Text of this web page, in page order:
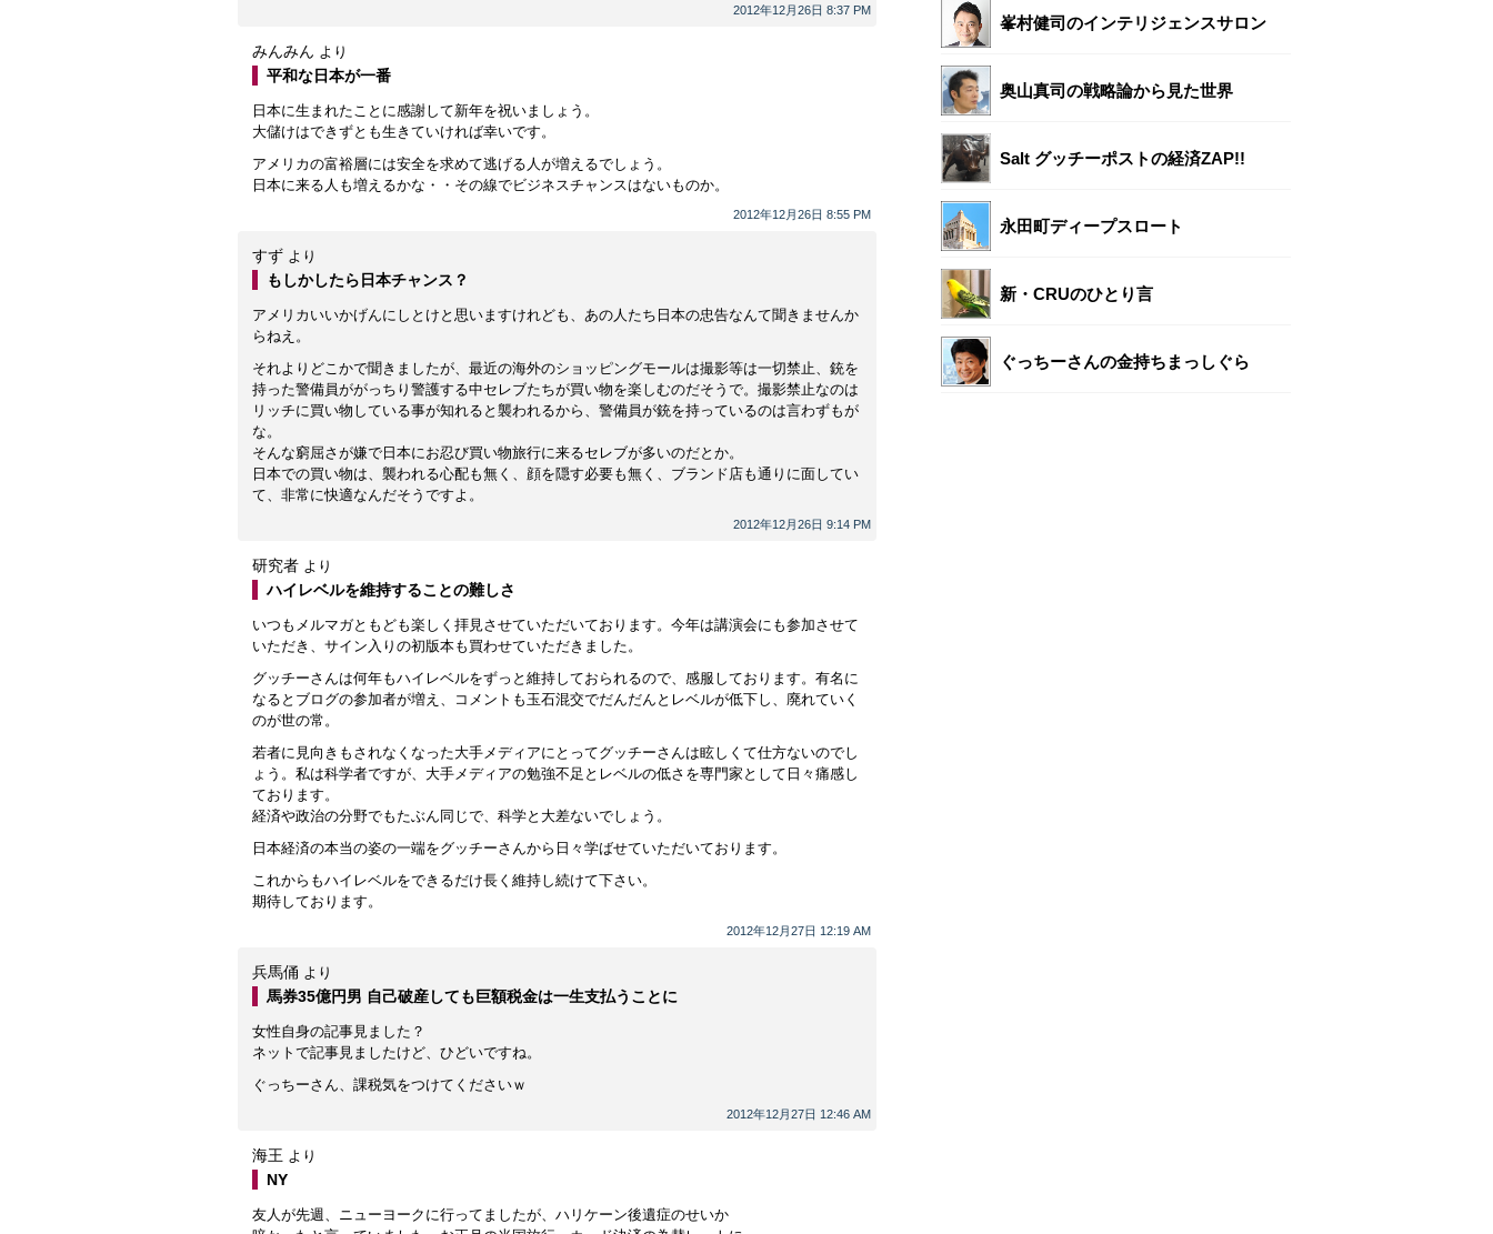
2012年12月26日 8:37 PM
みんみん より
2012年12月26日 8:55 PM
平和な日本が一番
日本に生まれたことに感謝して新年を祝いましょう。
大儲けはできずとも生きていければ幸いです。
アメリカの富裕層には安全を求めて逃げる人が増えるでしょう。
日本に来る人も増えるかな・・その線でビジネスチャンスはないものか。
すず より
2012年12月26日 9:14 PM
もしかしたら日本チャンス？
アメリカいいかげんにしとけと思いますけれども、あの人たち日本の忠告なんて聞きませんか
らねえ。
それよりどこかで聞きましたが、最近の海外のショッピングモールは撮影等は一切禁止、銃を
持った警備員ががっちり警護する中セレブたちが買い物を楽しむのだそうで。撮影禁止なのは
リッチに買い物している事が知れると襲われるから、警備員が銃を持っているのは言わずもが
な。
そんな窮屈さが嫌で日本にお忍び買い物旅行に来るセレブが多いのだとか。
日本での買い物は、襲われる心配も無く、顔を隠す必要も無く、ブランド店も通りに面してい
て、非常に快適なんだそうですよ。
研究者 より
2012年12月27日 12:19 AM
ハイレベルを維持することの難しさ
いつもメルマガともども楽しく拝見させていただいております。今年は講演会にも参加させて
いただき、サイン入りの初版本も買わせていただきました。
グッチーさんは何年もハイレベルをずっと維持しておられるので、感服しております。有名に
なるとブログの参加者が増え、コメントも玉石混交でだんだんとレベルが低下し、廃れていく
のが世の常。
若者に見向きもされなくなった大手メディアにとってグッチーさんは眩しくて仕方ないのでし
ょう。私は科学者ですが、大手メディアの勉強不足とレベルの低さを専門家として日々痛感し
ております。
経済や政治の分野でもたぶん同じで、科学と大差ないでしょう。
日本経済の本当の姿の一端をグッチーさんから日々学ばせていただいております。
これからもハイレベルをできるだけ長く維持し続けて下さい。
期待しております。
兵馬俑 より
2012年12月27日 12:46 AM
馬券35億円男 自己破産しても巨額税金は一生支払うことに
女性自身の記事見ました？
ネットで記事見ましたけど、ひどいですね。
ぐっちーさん、課税気をつけてくださいｗ
海王 より
NY
友人が先週、ニューヨークに行ってましたが、ハリケーン後遺症のせいか
峯村健司のインテリジェンスサロン
奥山真司の戦略論から見た世界
Salt グッチーポストの経済ZAP!!
永田町ディープスロート
新・CRUのひとり言
ぐっちーさんの金持ちまっしぐら